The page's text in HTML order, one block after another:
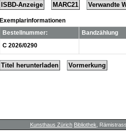
ISBD-Anzeige MARC21 Verwandte
Exemplarinformationen
Bestellnummer:
Bandzählung
C 2026/0290
Titel herunterladen Vormerkung
Kunsthaus Zürich Bibliothek ,